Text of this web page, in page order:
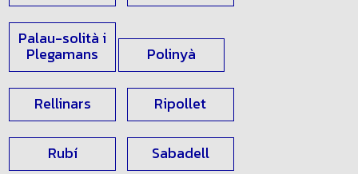
Palau-solità i
Plegamans Polinyà
Rellinars Ripollet
Rubí Sabadell